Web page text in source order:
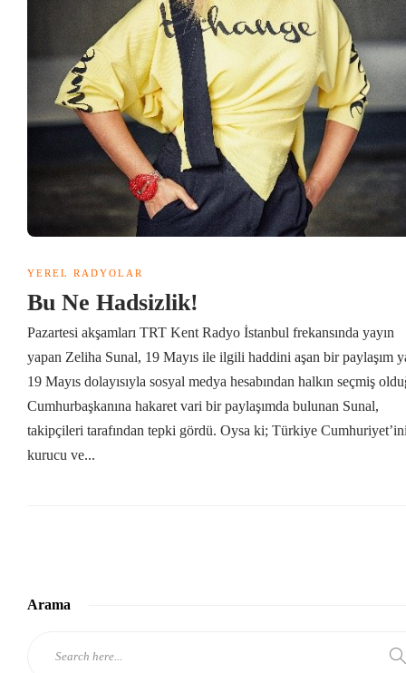
YEREL RADYOLAR
Bu Ne Hadsizlik!
Pazartesi akşamları TRT Kent Radyo İstanbul frekansında yayın
yapan Zeliha Sunal, 19 Mayıs ile ilgili haddini aşan bir paylaşım
19 Mayıs dolayısıyla sosyal medya hesabından halkın seçmiş
Cumhurbaşkanına hakaret vari bir paylaşımda bulunan Sunal,
takipçileri tarafından tepki gördü. Oysa ki; Türkiye
kurucu ve...
Arama